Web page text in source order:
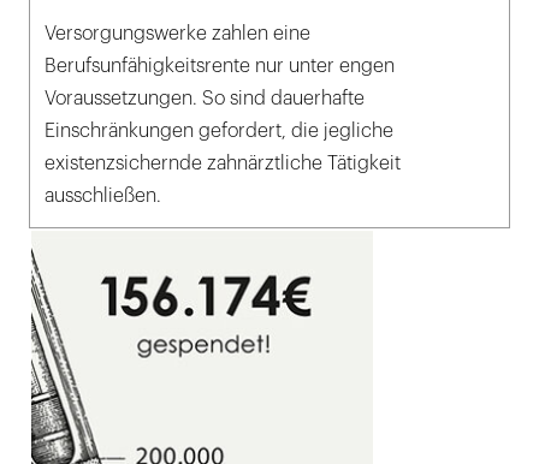
Versorgungswerke zahlen eine
Berufsunfähigkeitsrente nur unter engen
Voraussetzungen. So sind dauerhafte
Einschränkungen gefordert, die jegliche
existenzsichernde zahnärztliche Tätigkeit
ausschließen.